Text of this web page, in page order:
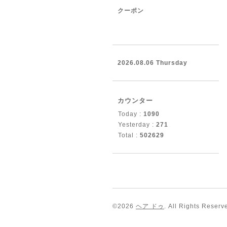
クーポン
2026.08.06 Thursday
カウンター
Today : 1090
Yesterday : 271
Total : 502629
©2026 ヘア ドゥ . All Rights